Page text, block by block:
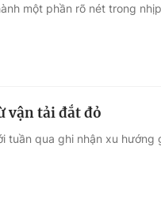
một phần rõ nét trong
vận tải đắt đỏ
tuần qua ghi nhận xu